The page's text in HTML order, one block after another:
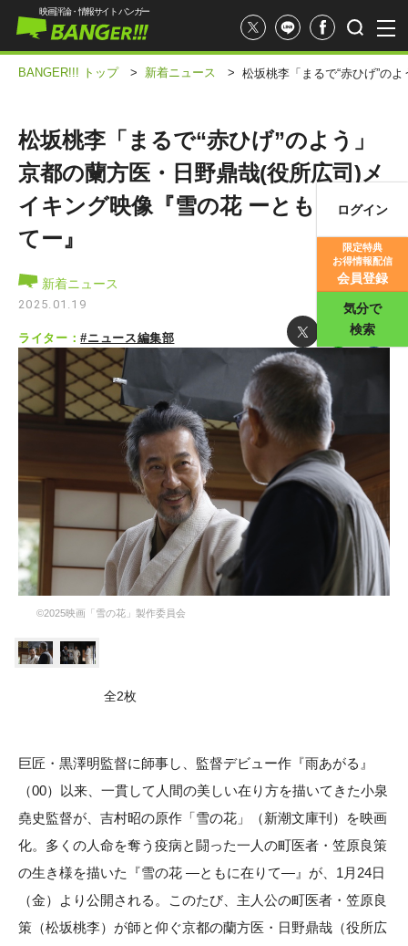
映画評論・情報サイト バンガー
ログイン
限定特典
お得情報配信
会員登録
気分で
検索
BANGER!!! トップ > 新着ニュース > 松坂桃李「まるで“赤ひげ”の
松坂桃李「まるで“赤ひげ”のよう」
京都の蘭方医・日野鼎哉(役所広司)メ
イキング映像『雪の花 ーともに在り
てー』
新着ニュース
2025.01.19
ライター：#ニュース編集部
©2025映画「雪の花」製作委員会
全2枚
巨匠・黒澤明監督に師事し、監督デビュー作『雨あがる』
（00）以来、一貫して人間の美しい在り方を描いてきた小泉
堯史監督が、吉村昭の原作「雪の花」（新潮文庫刊）を映画
化。多くの人命を奪う疫病と闘った一人の町医者・笠原良策
の生き様を描いた『雪の花 ―ともに在りて―』が、1月24日
（金）より公開される。このたび、主人公の町医者・笠原良
策（松坂桃李）が師と仰ぐ京都の蘭方医・日野鼎哉（役所広